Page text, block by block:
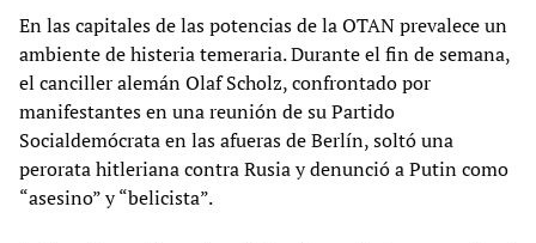
En las capitales de las potencias de la OTAN prevalece un
ambiente de histeria temeraria. Durante el fin de semana,
el canciller alemán Olaf Scholz, confrontado por
manifestantes en una reunión de su Partido
Socialdemócrata en las afueras de Berlín, soltó una
perorata hitleriana contra Rusia y denunció a Putin como
“asesino” y “belicista”.